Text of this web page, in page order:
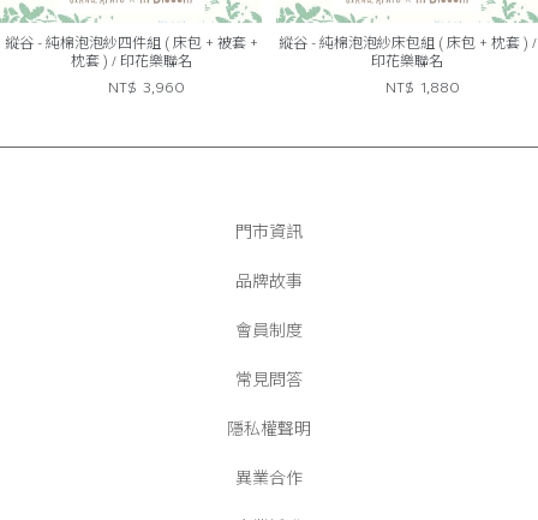
縱谷 - 純棉泡泡紗四件組 ( 床包 + 被套 +
枕套 ) / 印花樂聯名
NT$ 3,960
縱谷 - 純棉泡泡紗床包組 ( 床包 + 枕套 ) /
印花樂聯名
NT$ 1,880
門市資訊
品牌故事
會員制度
常見問答
隱私權聲明
異業合作